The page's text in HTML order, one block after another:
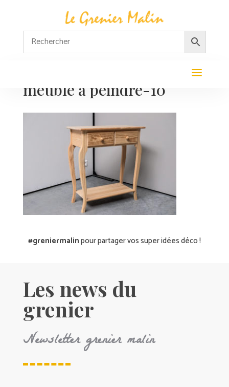
meuble a peindre-10
#greniermalinpour partager vos super idées déco !
Les news du
grenier
Newsletter grenier malin